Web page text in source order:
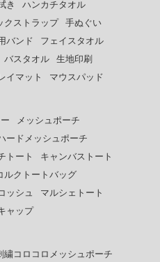
き
ハンカチタオル
クストラップ
手ぬぐい
バンド
フェイスタオル
バスタオル
生地印刷
イマット マウスパッド
メッシュポーチ
ードメッシュポーチ
トート
キャンバストート
ルクトートバッグ
ッシュ
マルシェトート
ャップ
繍コロコロメッシュポーチ